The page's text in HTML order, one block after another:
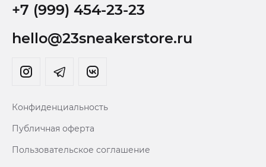
+7 (999) 454-23-23
hello@23sneakerstore.ru
Конфиденциальность
Публичная оферта
Пользовательское соглашение